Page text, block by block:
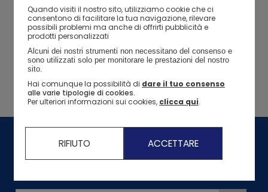
I nostri marchi
Il marchio Okaidi
I nostri impegni
I nostri impegni per l'ambiente
Le nostre azioni di solidarietà
Quando visiti il ​​nostro sito, utilizziamo cookie che ci
consentono di facilitare la tua navigazione, rilevare
possibili problemi ma anche di offrirti pubblicità e
prodotti personalizzati
Alcuni dei nostri strumenti non necessitano del consenso e
sono utilizzati solo per monitorare le prestazioni del nostro
sito.
Hai comunque la possibilità di dare il tuo consenso
alle varie tipologie di cookies.
Per ulteriori informazioni sui cookies, clicca qui.
RIFIUTO ACCETTARE